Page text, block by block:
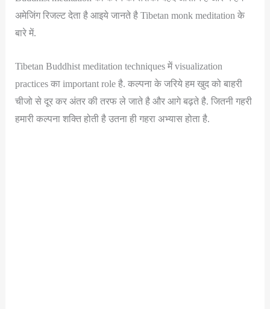
अमेजिंग रिजल्ट देता है आइये जानते है Tibetan monk meditation के
बारे में.
Tibetan Buddhist meditation techniques में visualization
practices का important role है. कल्पना के जरिये हम खुद को बाहरी
चीजो से दूर कर अंतर की तरफ ले जाते है और आगे बढ़ते है. जितनी गहरी
हमारी कल्पना शक्ति होती है उतना ही गहरा अभ्यास होता है.